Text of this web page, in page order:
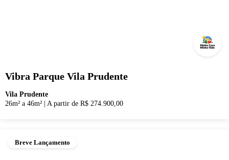
Vibra Parque Vila Prudente
Vila Prudente
26m² a 46m²
A partir de R$ 274.900,00
Breve Lançamento